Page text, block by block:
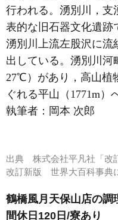
行われる。湧別川，支
表的な旧石器文化遺跡
湧別川上流左股沢に流
出している。湧別川河
27℃）があり，高山植
ぐれる平山（1771m）
執筆者： 岡本 次郎
出典 株式会社平凡社「改
改訂新版 世界大百科事
鶴橋風月天保山店の調
間休日120日/寮あり